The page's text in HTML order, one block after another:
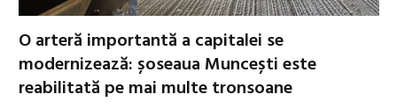
O arteră importantă a capitalei se
modernizează: șoseaua Muncești este
reabilitată pe mai multe tronsoane